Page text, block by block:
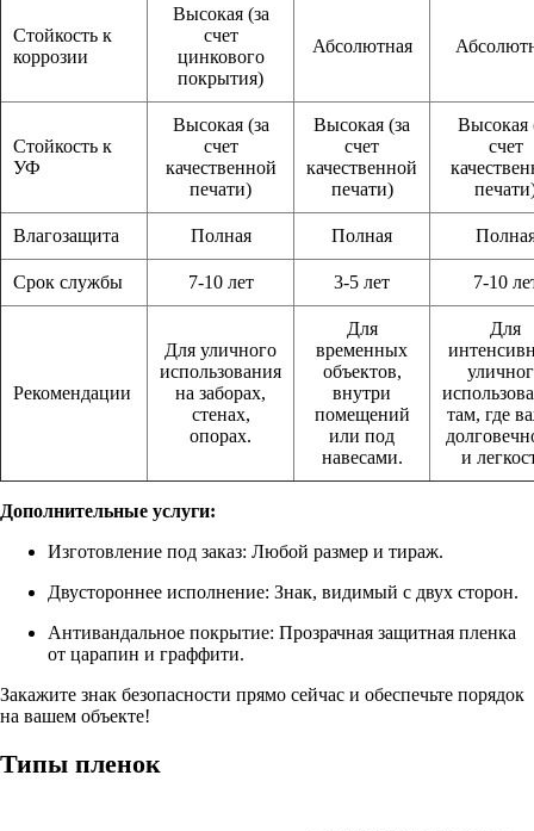
Стойкость к
коррозии
Высокая (за
счет
цинкового
покрытия)
Абсолютная
Стойкость к
УФ
Высокая (за
счет
качественной
печати)
Высокая (за
счет
качественной
печати)
Высокая
счет
Влагозащита Полная Полная
Срок службы 7-10 лет 3-5 лет 7-10
Рекомендации
Для уличного
использования
на заборах,
стенах,
опорах.
Для
временных
объектов,
внутри
помещений
или под
навесами.
Для
там, где
и
Дополнительные услуги:
Изготовление под заказ: Любой размер и тираж.
Двустороннее исполнение: Знак, видимый с двух сторон.
Антивандальное покрытие: Прозрачная защитная пленка
от царапин и граффити.
Закажите знак безопасности прямо сейчас и обеспечьте порядок
на вашем объекте!
Типы пленок